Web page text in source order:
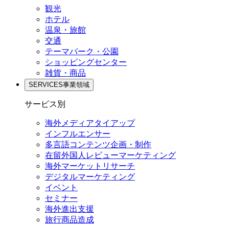
観光
ホテル
温泉・旅館
交通
テーマパーク・公園
ショッピングセンター
雑貨・商品
SERVICES事業領域
サービス別
海外メディアタイアップ
インフルエンサー
多言語コンテンツ企画・制作
在留外国⼈レビューマーケティング
海外マーケットリサーチ
デジタルマーケティング
イベント
セミナー
海外進出支援
旅行商品造成